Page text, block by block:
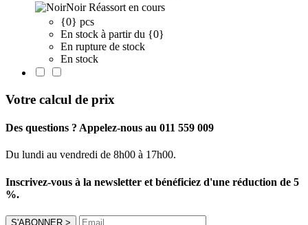
Noir Réassort en cours
{0} pcs
En stock à partir du {0}
En rupture de stock
En stock
Votre calcul de prix
Des questions ? Appelez-nous au 011 559 009
Du lundi au vendredi de 8h00 à 17h00.
Inscrivez-vous à la newsletter et bénéficiez d'une réduction de 5
%.
S'ABONNER >